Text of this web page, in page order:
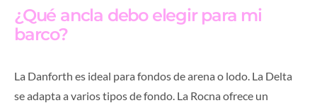
¿Qué ancla debo elegir para mi
barco?
La Danforth es ideal para fondos de arena o lodo. La Delta
se adapta a varios tipos de fondo. La Rocna ofrece un